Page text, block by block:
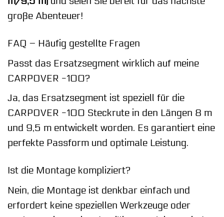
große Abenteuer!
FAQ – Häufig gestellte Fragen
Passt das Ersatzsegment wirklich auf meine
CARPOVER -100?
Ja, das Ersatzsegment ist speziell für die
CARPOVER -100 Steckrute in den Längen 8 m
und 9,5 m entwickelt worden. Es garantiert eine
perfekte Passform und optimale Leistung.
Ist die Montage kompliziert?
Nein, die Montage ist denkbar einfach und
erfordert keine speziellen Werkzeuge oder